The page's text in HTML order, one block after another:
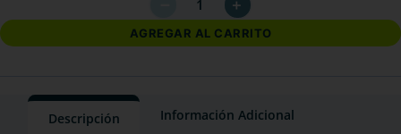
＋
AGREGAR AL CARRITO
Descripción Información Adicional